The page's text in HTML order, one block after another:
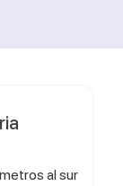
al sur